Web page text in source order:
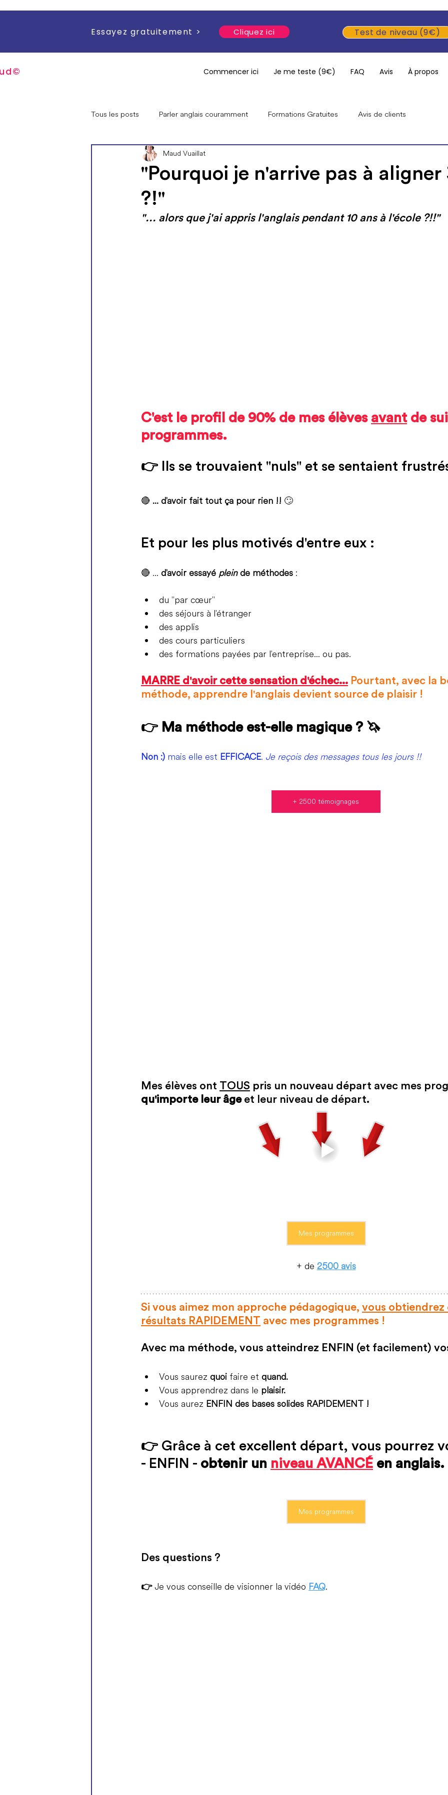
Essayez gratuitement > Cliquez ici Test de niveau (9€)
d© Commencer ici Je me teste (9€) FAQ Avis À propos
Tous les posts Parler anglais couramment Formations Gratuites Avis de clients
Questions sur moi / mes programmes
Offres spéciales
"Pourquoi je n'arrive pas à aligner
?!"
Maud Vuaillat
"... alors que j'ai appris l'anglais pendant 10 ans à l'école ?!!"
C'est le profil de 90% de mes élèves avant de
programmes.
👉 Ils se trouvaient "nuls" et se sentaient
🔴 ... d'avoir fait tout ça pour rien !! 🙄
Et pour les plus motivés d'entre eux :
🔴 ... d'avoir essayé plein de méthodes :
du "par cœur"
des séjours à l'étranger
des applis
des cours particuliers
des formations payées par l'entreprise... ou pas.
MARRE d'avoir cette sensation d'échec... Pourtant, avec la
méthode, apprendre l'anglais devient source de plaisir !
👉 Ma méthode est-elle magique ? 🦄
Non :) mais elle est EFFICACE. Je reçois des messages tous les jours !!
+ 2500 témoignages
Mes élèves ont TOUS pris un nouveau départ avec mes
qu'importe leur âge et leur niveau de départ.
Mes programmes
+ de 2500 avis
Si vous aimez mon approche pédagogique, vous obtiendrez
résultats RAPIDEMENT avec mes programmes !
Avec ma méthode, vous atteindrez ENFIN (et facilement)
Vous saurez quoi faire et quand.
Vous apprendrez dans le plaisir.
Vous aurez ENFIN des bases solides RAPIDEMENT !
👉 Grâce à cet excellent départ, vous pourrez
- ENFIN - obtenir un niveau AVANCÉ en anglais.
Mes programmes
Des questions ?
👉 Je vous conseille de visionner la vidéo FAQ.